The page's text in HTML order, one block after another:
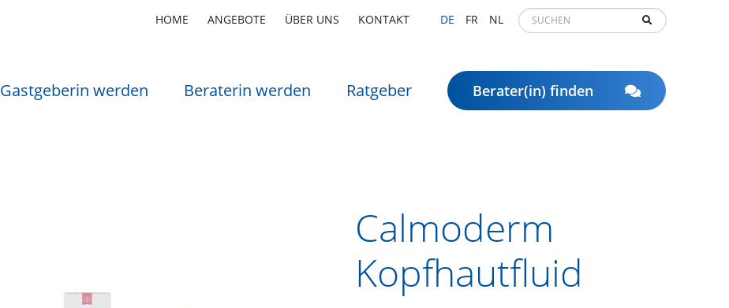
HOME ANGEBOTE ÜBER UNS KONTAKT DE FR NL
Gastgeberin werden Beraterin werden Ratgeber Berater(in) finden
Calmoderm
Kopfhautfluid